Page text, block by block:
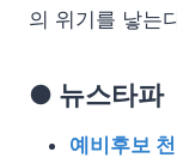
의 위기를 낳는
● 뉴스타파
예비후보